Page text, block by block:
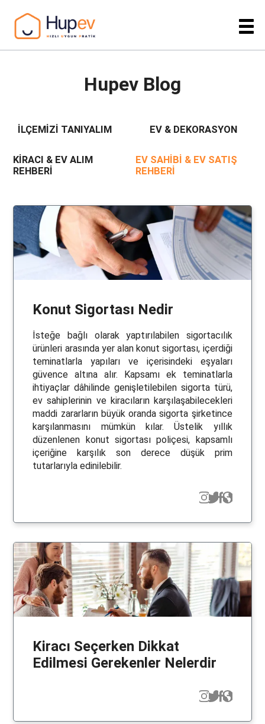
Hupev Blog
İLÇEMIZI TANIYALIM EV & DEKORASYON
KIRACI & EV ALIM
REHBERI
EV SAHIBI & EV SATIŞ
REHBERI
Konut Sigortası Nedir
İsteğe bağlı olarak yaptırılabilen sigortacılık
ürünleri arasında yer alan konut sigortası, içerdiği
teminatlarla yapıları ve içerisindeki eşyaları
güvence altına alır. Kapsamı ek teminatlarla
ihtiyaçlar dâhilinde genişletilebilen sigorta türü,
ev sahiplerinin ve kiracıların karşılaşabilecekleri
maddi zararların büyük oranda sigorta şirketince
karşılanmasını mümkün kılar. Üstelik yıllık
düzenlenen konut sigortası poliçesi, kapsamlı
içeriğine karşılık son derece düşük prim
tutarlarıyla edinilebilir.
Kiracı Seçerken Dikkat
Edilmesi Gerekenler Nelerdir